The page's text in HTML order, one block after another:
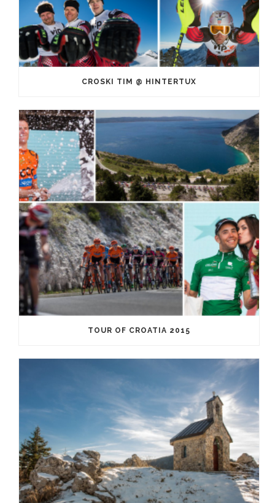
CROSKI TIM @ HINTERTUX
TOUR OF CROATIA 2015